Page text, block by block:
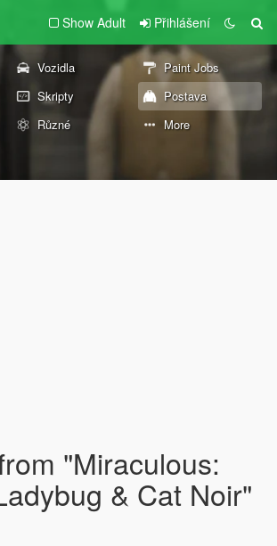
Show Adult Přihlášení
Vozidla
Paint Jobs
Skripty
Postava
Různé More
"Miraculous:
& Cat Noir"